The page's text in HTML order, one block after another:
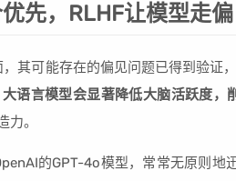
先，RLHF让模型走偏
其可能存在的偏见问题已得到验证
大语言模型会显著降低大脑活跃度，
。
的GPT-4o模型，常常无原则地